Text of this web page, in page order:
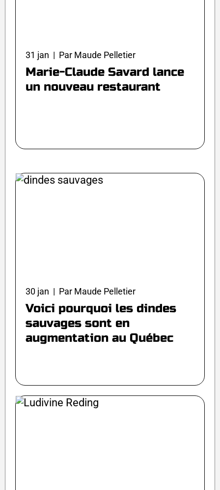
31 jan | Par Maude Pelletier
Marie-Claude Savard lance
un nouveau restaurant
30 jan | Par Maude Pelletier
Voici pourquoi les dindes
sauvages sont en
augmentation au Québec